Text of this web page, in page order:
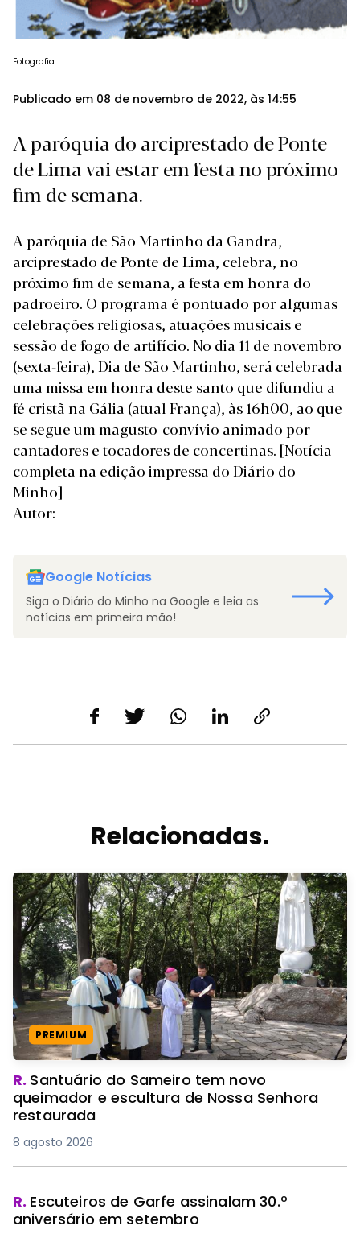
Fotografia
Publicado em 08 de novembro de 2022, às 14:55
A paróquia do arciprestado de Ponte
de Lima vai estar em festa no próximo
fim de semana.
A paróquia de São Martinho da Gandra,
arciprestado de Ponte de Lima, celebra, no
próximo fim de semana, a festa em honra do
padroeiro. O programa é pontuado por algumas
celebrações religiosas, atuações musicais e
sessão de fogo de artifício. No dia 11 de novembro
(sexta-feira), Dia de São Martinho, será celebrada
uma missa em honra deste santo que difundiu a
fé cristã na Gália (atual França), às 16h00, ao que
se segue um magusto-convívio animado por
cantadores e tocadores de concertinas. [Notícia
completa na edição impressa do Diário do
Minho]
Autor:
Google Notícias
Siga o Diário do Minho na Google e leia as
notícias em primeira mão!
Relacionadas.
PREMIUM
R. Santuário do Sameiro tem novo
queimador e escultura de Nossa Senhora
restaurada
8 agosto 2026
R. Escuteiros de Garfe assinalam 30.º
aniversário em setembro